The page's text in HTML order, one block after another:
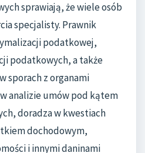
sprawiają, że wiele osób
specjalisty. Prawnik
podatkowej,
podatkowych, a także
sporach z organami
analizie umów pod kątem
doradza w kwestiach
dochodowym,
i innymi daninami